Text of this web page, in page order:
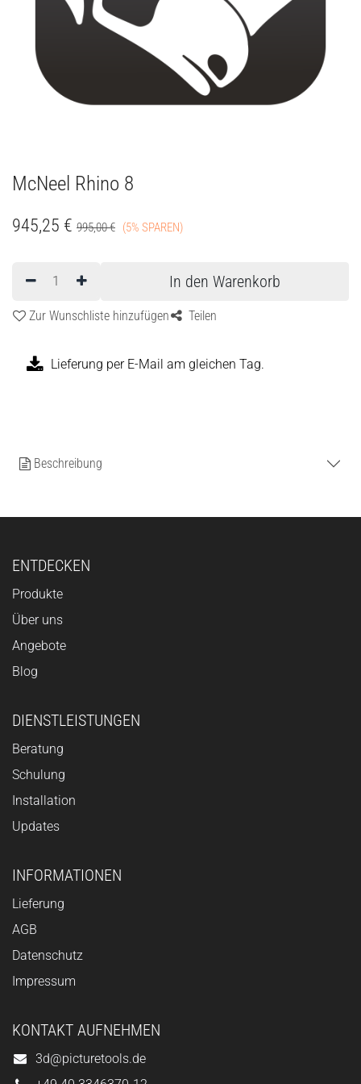
McNeel Rhino 8
945,25 € 995,00€ (5% SPAREN)
In den Warenkorb
Zur Wunschliste hinzufügen Teilen
Lieferung per E-Mail am gleichen Tag.
Beschreibung
ENTDECKEN
Produkte
Über uns
Angebote
Blog
DIENSTLEISTUNGEN
Beratung
Schulung
Installation
Updates
INFORMATIONEN
Lieferung
AGB
Datenschutz
Impressum
KONTAKT AUFNEHMEN
3d@picturetools.de